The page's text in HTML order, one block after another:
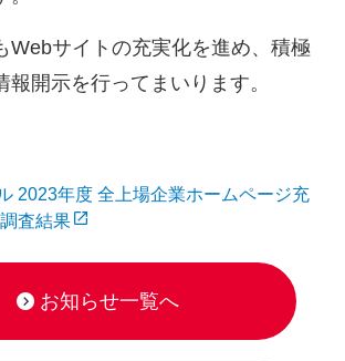
Webサイトの充実化を進め、積極
報開示を行ってまいります。
2023年度 全上場企業ホームページ充
査結果
お知らせ一覧へ